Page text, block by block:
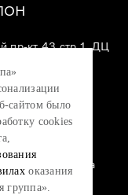
сайтом было
сookies
оказания
группа».
пр-кт 43 стр 1, ДЦ
ИНН
Согласие на